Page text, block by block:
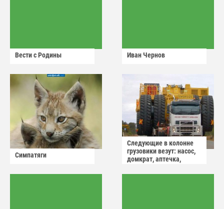
Вести с Родины Иван Чернов
Симпатяги
Следующие в колонне
грузовики везут: насос,
домкрат, аптечка,